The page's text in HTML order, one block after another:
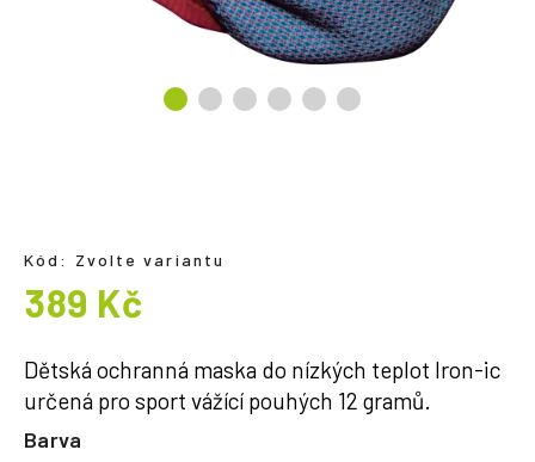
Dětská ochranná maska do nízkých teplot Iron-ic
určená pro sport vážící pouhých 12 gramů.
Barva
Kód: Zvolte variantu
389 Kč
cena: